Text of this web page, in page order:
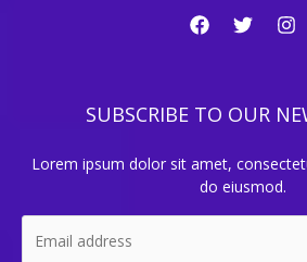
SUBSCRIBE TO OUR
Lorem ipsum dolor sit amet,
do eiusmod.